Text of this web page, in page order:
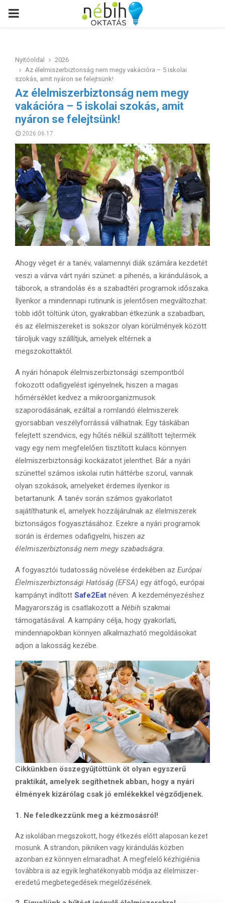
PRIMARY
Nyitóoldal
2026
Az élelmiszerbiztonság nem megy vakációra – 5 iskolai
szokás, amit nyáron se felejtsünk!
Az élelmiszerbiztonság nem megy
vakációra – 5 iskolai szokás, amit
nyáron se felejtsünk!
2026.06.17.
Ahogy véget ér a tanév, valamennyi diák számára kezdetét
veszi a várva várt nyári szünet: a pihenés, a kirándulások, a
táborok, a strandolás és a szabadtéri programok időszaka.
Ilyenkor a mindennapi rutinunk is jelentősen megváltozhat:
több időt töltünk úton, gyakrabban étkezünk a szabadban,
és az élelmiszereket is sokszor olyan körülmények között
tároljuk vagy szállítjuk, amelyek eltérnek a
megszokottaktól.
A nyári hónapok élelmiszerbiztonsági szempontból
fokozott odafigyelést igényelnek, hiszen a magas
hőmérséklet kedvez a mikroorganizmusok
szaporodásának, ezáltal a romlandó élelmiszerek
gyorsabban veszélyforrássá válhatnak. Egy táskában
felejtett szendvics, egy hűtés nélkül szállított tejtermék
vagy egy nem megfelelően tisztított kulacs könnyen
élelmiszerbiztonsági kockázatot jelenthet. Bár a nyári
szünettel számos iskolai rutin háttérbe szorul, vannak
olyan szokások, amelyeket érdemes ilyenkor is
betartanunk. A tanév során számos gyakorlatot
sajátíthatunk el, amelyek hozzájárulnak az élelmiszerek
biztonságos fogyasztásához. Ezekre a nyári programok
során is érdemes odafigyelni, hiszen az
élelmiszerbiztonság nem megy szabadságra.
A fogyasztói tudatosság növelése érdekében az Európai
Élelmiszerbiztonsági Hatóság (EFSA) egy átfogó, európai
kampányt indított Safe2Eat néven. A kezdeményezéshez
Magyarország is csatlakozott a Nébih szakmai
támogatásával. A kampány célja, hogy gyakorlati,
mindennapokban könnyen alkalmazható megoldásokat
adjon a lakosság kezébe.
Cikkünkben összegyűjtöttünk öt olyan egyszerű
praktikát, amelyek segíthetnek abban, hogy a nyári
élmények kizárólag csak jó emlékekkel végződjenek.
1. Ne feledkezzünk meg a kézmosásról!
Az iskolában megszokott, hogy étkezés előtt alaposan kezet
mosunk. A strandon, pikniken vagy kirándulás közben
azonban ez könnyen elmaradhat. A megfelelő kézhigiénia
továbbra is az egyik leghatékonyabb módja az élelmiszer-
eredetű megbetegedések megelőzésének.